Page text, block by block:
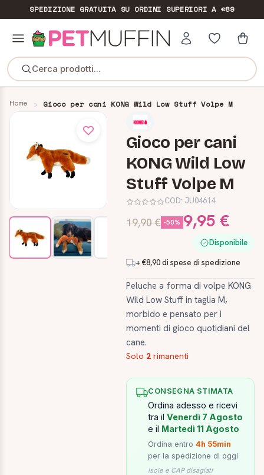
SPEDIZIONE GRATUITASU ORDINI SUPERIORI A €89
Cerca prodotti...
Home Gioco per cani KONG Wild Low Stuff Volpe M
Gioco per cani
KONG Wild Low
Stuff Volpe M
COD: JU04614
19,90 € -50% 9,95 €
Disponibile
+ €8,90 di spese di spedizione
Peluche a forma di volpe KONG
Wild Low Stuff in taglia M,
morbido e pensato per i
momenti di gioco quotidiani del
cane.
Solo 2 rimanenti
CONSEGNA STIMATA
Ordina adesso e ricevi
tra ilVenerdì 7 Agosto
e il Martedì 11 Agosto
Ordina entro4h 55min
per la spedizione di oggi
Isole e CAP disagiati